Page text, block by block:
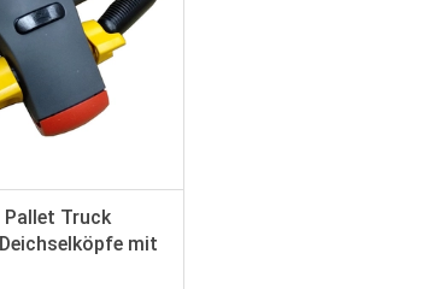
Pallet Truck
mit